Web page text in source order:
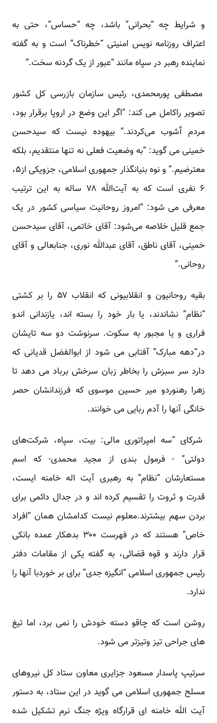
و شرایط چه “بحرانی” باشد، چه “حساس”، حتی به
اعتراف روزنامه نویس امنیتی “خطرناک” است و به گفته
نماینده رهبر در سپاه مانند “عبور از یک گردنه سخت.”
مصطفی پورمحمدی، رئیس سازمان بازرسی کل کشور
تصویر راکامل می کند: “اگر این وضع در اروپا برقرار بود،
مردم آَشوب می‌کردند.” بیهوده نیست که سیدحسن
خمینی می گوید: “به وضعیت فعلی نه تنها منتقدیم، بلکه
معترضیم.” و نوه بنیانگذار جمهوری اسلامی، جزویکی از۵،
۶ نفری است که به آیت‌الله ۷۸ ساله به این ترتیب
معرفی می شود: “امروز روحانیت سیاسی کشور در یک
جمع قلیل خلاصه می‌شود: آقای خاتمی، آقای سیدحسن
خمینی، آقای ناطق، آقای عبدالله نوری، جنابعالی و آقای
روحانی.”
بقیه روحانیون و انقلابیونی که انقلاب ۵۷ را بر کشتی
“نظام” نشاندند، یا بار خود را بسته اند، یازندانی اندو
فراری و یا مجبور به سکوت. سرنوشت دو سه تایشان
در”دهه مبارک” آفتابی می شود از ابوالفضل قدیانی که
دارد سر سبزش را بخاطر زبان سرخش برباد می دهد تا
زهرا رهنوردو میر حسین موسوی که فرزندانشان حصر
خانگی آنها را آدم ربایی می خوانند.
شرکای “سه امپراتوری مالی: بیت، سپاه، شرکت‌های
دولتی” - فرمول بندی از مجید محمدی- که اسم
مستعارشان “نظام” به رهبری آیت اله خامنه ایست،
قدرت و ثروت را تقسیم کرده اند و در جدال دائمی برای
بردن سهم بیشترند.معلوم نیست کدامشان همان “افراد
خاص” هستند که در فهرست ۳۰۰ بدهکار عمده بانکی
قرار دارند و قوه قضائی، به گفته یکی از مقامات دفتر
رئیس جمهوری اسلامی “انگیزه جدی” برای بر خوردبا آنها را
ندارد.
روشن است که چاقو دسته خودش را نمی برد، اما تیغ
های جراحی تیز وتیزتر می شود.
سرتیپ پاسدار مسعود جزایری معاون ستاد کل نیروهای
مسلح جمهوری اسلامی می گوید در این ستاد، به دستور
آیت الله خامنه ای قرارگاه ویژه جنگ نرم تشکیل شده